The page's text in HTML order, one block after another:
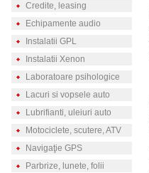
Credite, leasing
Echipamente audio
Instalatii GPL
Instalatii Xenon
Laboratoare psihologice
Lacuri si vopsele auto
Lubrifianti, uleiuri auto
Motociclete, scutere, ATV
Navigaţie GPS
Parbrize, lunete, folii